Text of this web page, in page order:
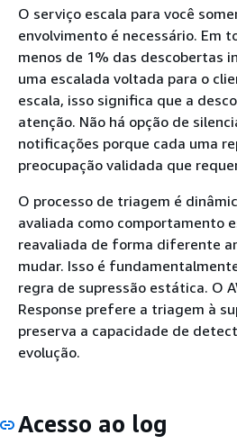
O serviço escala para você
envolvimento é necessário. Em
menos de 1% das descobertas
uma escalada voltada para o
escala, isso significa que a
atenção. Não há opção de
notificações porque cada uma
preocupação validada que
O processo de triagem é
avaliada como comportamento
reavaliada de forma diferente
mudar. Isso é
regra de supressão estática. O
Response prefere a triagem à
preserva a capacidade de
evolução.
Acesso ao log